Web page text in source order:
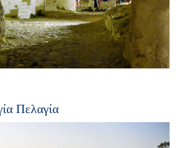
Πελαγία